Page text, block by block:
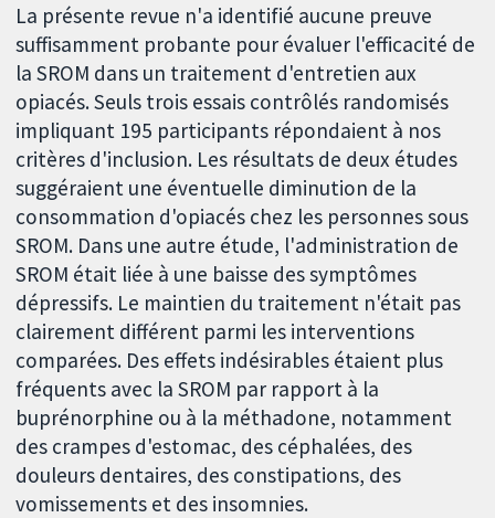
La présente revue n'a identifié aucune preuve
suffisamment probante pour évaluer l'efficacité de
la SROM dans un traitement d'entretien aux
opiacés. Seuls trois essais contrôlés randomisés
impliquant 195 participants répondaient à nos
critères d'inclusion. Les résultats de deux études
suggéraient une éventuelle diminution de la
consommation d'opiacés chez les personnes sous
SROM. Dans une autre étude, l'administration de
SROM était liée à une baisse des symptômes
dépressifs. Le maintien du traitement n'était pas
clairement différent parmi les interventions
comparées. Des effets indésirables étaient plus
fréquents avec la SROM par rapport à la
buprénorphine ou à la méthadone, notamment
des crampes d'estomac, des céphalées, des
douleurs dentaires, des constipations, des
vomissements et des insomnies.